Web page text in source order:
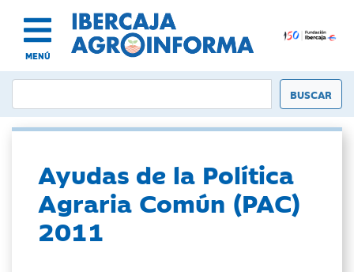
MENÚ
Ayudas de la Política
Agraria Común (PAC)
2011